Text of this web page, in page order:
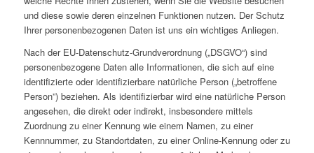
und diese sowie deren einzelnen Funktionen nutzen. Der Schutz
Ihrer personenbezogenen Daten ist uns ein wichtiges Anliegen.
Nach der EU-Datenschutz-Grundverordnung („DSGVO“) sind
personenbezogene Daten alle Informationen, die sich auf eine
identifizierte oder identifizierbare natürliche Person („betroffene
Person”) beziehen. Als identifizierbar wird eine natürliche Person
angesehen, die direkt oder indirekt, insbesondere mittels
Zuordnung zu einer Kennung wie einem Namen, zu einer
Kennnummer, zu Standortdaten, zu einer Online-Kennung oder zu